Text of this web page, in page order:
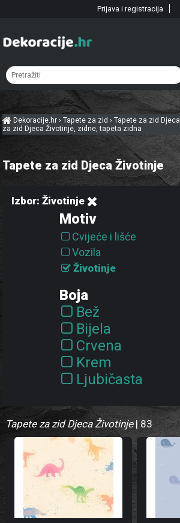
Dekoracije.hr›Tapete za zid ›Tapete za zid Djeca
za zid Djeca Životinje, zidne, tapeta zidna
Tapete za zid Djeca Životinje
Izbor: Životinje
Motiv
Cvijeće i lišće
Vozila
Životinje
Boja
Bež
Bijela
Crvena
Krem
Ljubičasta
Plava
Ružičasta
Siva
Smeđa
Višebojna
Zelena
Žuta
Tapete za zid Djeca Životinje | 83
Prijava i registracija